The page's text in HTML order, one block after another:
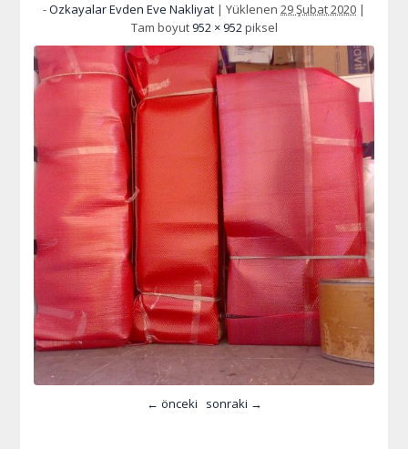
-Ozkayalar Evden Eve Nakliyat | Yüklenen 29 Şubat 2020 |
Tam boyut952 × 952piksel
← önceki sonraki →